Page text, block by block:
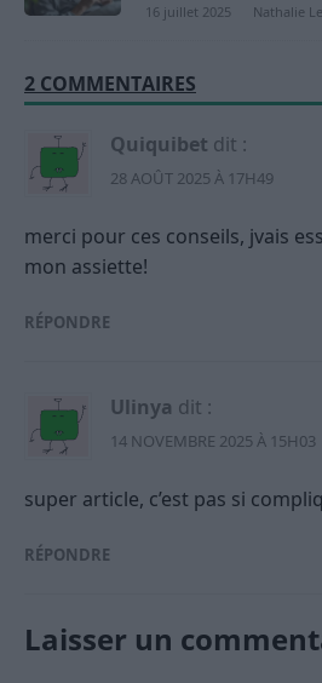
16 juillet 2025 Nathalie
2 COMMENTAIRES
Quiquibet dit :
28 AOÛT 2025 À 17H49
merci pour ces conseils, jvais
mon assiette!
RÉPONDRE
Ulinya dit :
14 NOVEMBRE 2025 À 15H03
super article, c’est pas si
RÉPONDRE
Laisser un